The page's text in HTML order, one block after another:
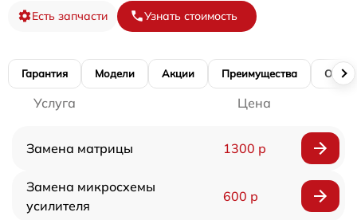
Есть запчасти Узнать стоимость
Гарантия Модели Акции Преимущества
Услуга Цена
Замена матрицы 1300 р
Замена микросхемы
усилителя
600 р